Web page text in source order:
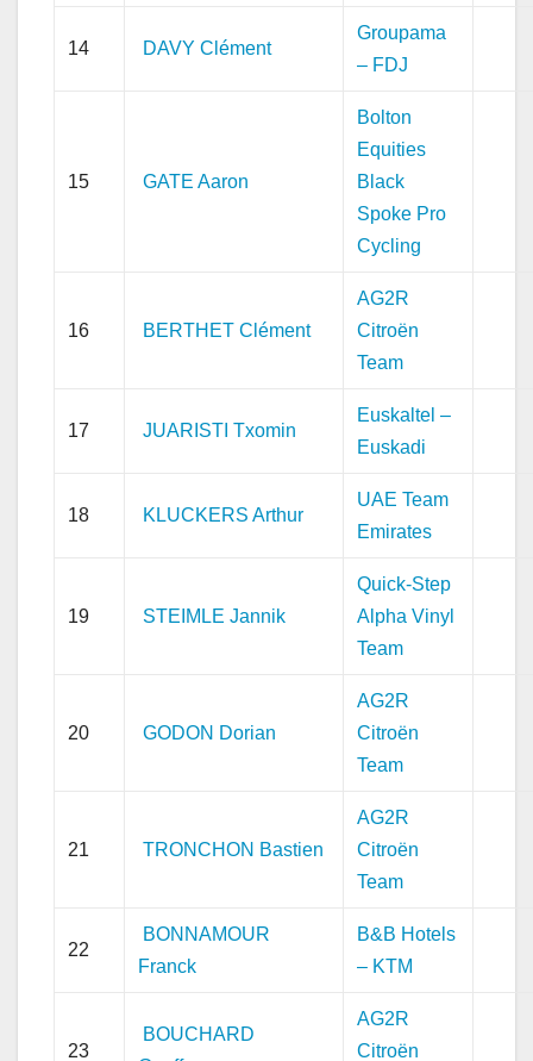
14 DAVY Clément
Groupama
– FDJ
15 GATE Aaron
Bolton
Equities
Black
Spoke Pro
Cycling
16 BERTHET Clément
AG2R
Citroën
Team
17 JUARISTI Txomin
Euskaltel –
Euskadi
18 KLUCKERS Arthur
UAE Team
Emirates
19 STEIMLE Jannik
Quick-Step
Alpha Vinyl
Team
20 GODON Dorian
AG2R
Citroën
Team
21 TRONCHON Bastien
AG2R
Citroën
Team
22
BONNAMOUR
Franck
B&B Hotels
– KTM
23
BOUCHARD
AG2R
Citroën